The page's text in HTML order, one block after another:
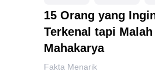
15 Orang yang
Terkenal tapi
Mahakarya
Fakta Menarik